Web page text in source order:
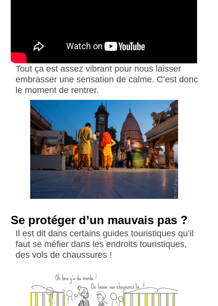
Tout ça est assez vibrant pour nous laisser
embrasser une sensation de calme. C’est donc
le moment de rentrer.
Se protéger d’un mauvais pas ?
Il est dit dans certains guides touristiques qu’il
faut se méfier dans les endroits touristiques,
des vols de chaussures !